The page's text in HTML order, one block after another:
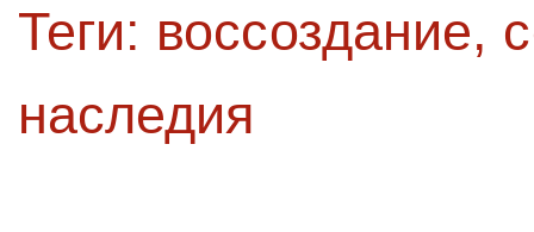
Теги: воссоздание,
наследия